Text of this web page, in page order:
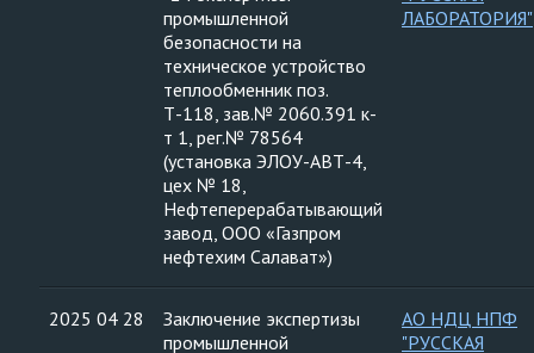
промышленной
безопасности на
техническое устройство
теплообменник поз.
Т-118, зав.№ 2060.391 к-
т 1, рег.№ 78564
(установка ЭЛОУ-АВТ-4,
цех № 18,
Нефтеперерабатывающий
завод, ООО «Газпром
нефтехим Салават»)
ЛАБОРАТОРИЯ"
2025 04 28
Заключение экспертизы
промышленной
АО НДЦ НПФ
"РУССКАЯ